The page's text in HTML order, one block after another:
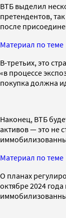
ВТБ выделил
претендентов,
после
Материал по теме
В-третьих, это
«в процессе
покупка должна
Наконец, ВТБ
активов — это не
Материал по теме
О планах
октябре 2024